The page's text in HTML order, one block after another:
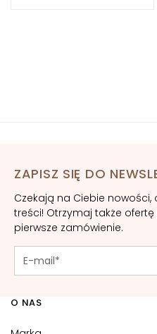
i
l
ż
a
n
e
L
ZAPISZ SIĘ DO
Czekają na Ciebie
treści! Otrzymaj także ofertę
pierwsze zamówienie.
O NAS